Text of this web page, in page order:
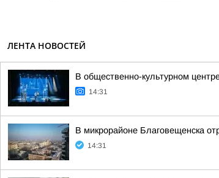
ЛЕНТА НОВОСТЕЙ
В общественно-культурном
14:31
В микрорайоне Благовещенска
14:31